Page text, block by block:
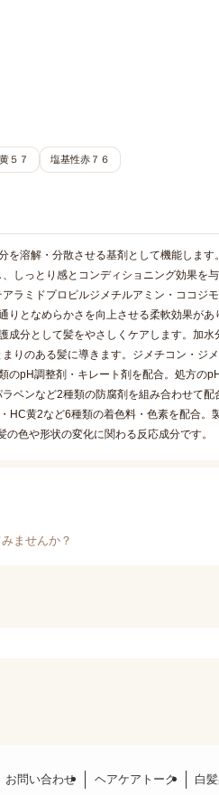
５７
塩基性赤７６
を溶解・分散させる基剤として機能しま
しっとり感とコンディショニング効果を
ラミドプロピルジメチルアミン・ココジ
となめらかさを向上させる柔軟効果が
成分として髪をやさしくケアします。加
りのある髪に導きます。ジメチコン・ジ
のpH調整剤・キレート剤を配合。処方の
ベンなど2種類の防腐剤を組み合わせて
HC黄2など6種類の着色料・色素を配合。
色や形状の変化に関わる反応成分です。
ませんか？
お問い合わせ ヘアケアトーク 白